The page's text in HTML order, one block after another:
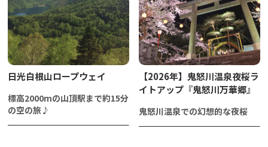
日光白根山ロープウェイ
標高2000mの山頂駅まで約15分
の空の旅♪
【2026年】鬼怒川温泉夜桜ラ
イトアップ『鬼怒川万華郷』
鬼怒川温泉での幻想的な夜桜